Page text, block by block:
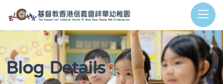
Blog Details